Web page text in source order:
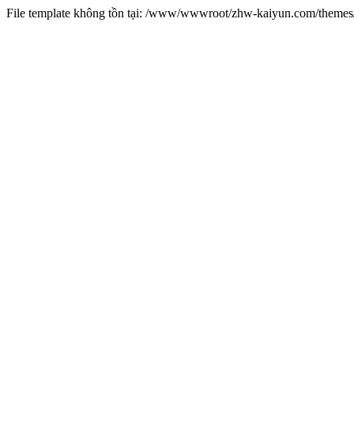
File template không tồn tại: /www/wwwroot/zhw-kaiyun.com/